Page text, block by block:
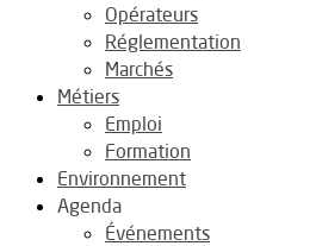
Opérateurs
Réglementation
Marchés
Métiers
Emploi
Formation
Environnement
Agenda
Événements